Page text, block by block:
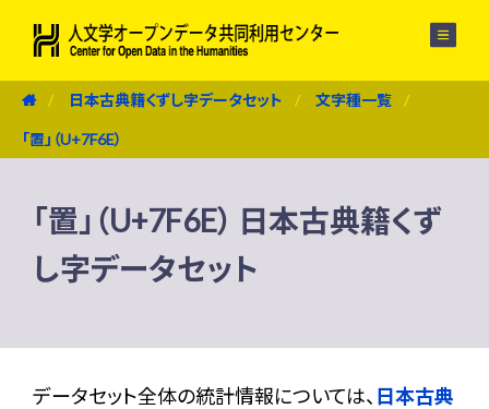
日本古典籍くずし字データセット 文字種一覧
「置」（U+7F6E）
「置」（U+7F6E） 日本古典籍くず
し字データセット
データセット全体の統計情報については、 日本古典